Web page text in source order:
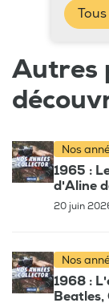
Autres
Nos
1965 :
d'Aline
20 juin
Nos
1968 :
Beatles,